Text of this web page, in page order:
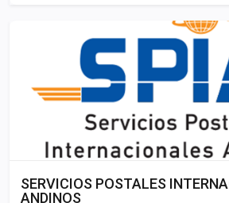
SERVICIOS POSTALES
ANDINOS